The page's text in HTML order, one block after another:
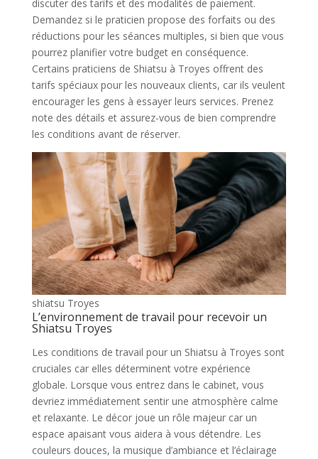
discuter des tarifs et des modalités de paiement.
Demandez si le praticien propose des forfaits ou des
réductions pour les séances multiples, si bien que vous
pourrez planifier votre budget en conséquence.
Certains praticiens de Shiatsu à Troyes offrent des
tarifs spéciaux pour les nouveaux clients, car ils veulent
encourager les gens à essayer leurs services. Prenez
note des détails et assurez-vous de bien comprendre
les conditions avant de réserver.
shiatsu Troyes
L’environnement de travail pour recevoir un
Shiatsu Troyes
Les conditions de travail pour un Shiatsu à Troyes sont
cruciales car elles déterminent votre expérience
globale. Lorsque vous entrez dans le cabinet, vous
devriez immédiatement sentir une atmosphère calme
et relaxante. Le décor joue un rôle majeur car un
espace apaisant vous aidera à vous détendre. Les
couleurs douces, la musique d’ambiance et l’éclairage